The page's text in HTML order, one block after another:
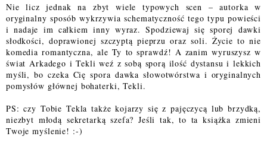
Nie licz jednak na zbyt wiele typowych scen – autorka w
oryginalny sposób wykrzywia schematyczność tego typu powieści
i nadaje im całkiem inny wyraz. Spodziewaj się sporej dawki
słodkości, doprawionej szczyptą pieprzu oraz soli. Życie to nie
komedia romantyczna, ale Ty to sprawdź! A zanim wyruszysz w
świat Arkadego i Tekli weź z sobą sporą ilość dystansu i lekkich
myśli, bo czeka Cię spora dawka słowotwórstwa i oryginalnych
pomysłów głównej bohaterki, Tekli.
PS: czy Tobie Tekla także kojarzy się z pajęczycą lub brzydką,
niezbyt młodą sekretarką szefa? Jeśli tak, to ta książka zmieni
Twoje myślenie! :-)